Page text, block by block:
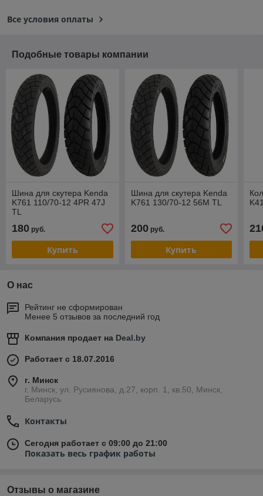
Все условия оплаты
Подобные товары компании
Шина для скутера Kenda
K761 110/70-12 4PR 47J
TL
180 руб.
Купить
Шина для скутера Kenda
K761 130/70-12 56M TL
200руб.
Купить
О нас
Рейтинг не сформирован
Менее 5 отзывов за последний год
Компания продает на Deal.by
Работает с 18.07.2016
г. Минск
г. Минск, ул. Русиянова, д.27, корп. 1, кв.50, Минск,
Беларусь
Контакты
Сегодня работает с 09:00 до 21:00
Показать весь график работы
Отзывы о магазине